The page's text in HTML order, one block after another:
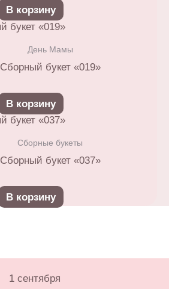
В корзину
День Мамы
Сборный букет «019»
В корзину
Сборные букеты
Сборный букет «037»
В корзину
1 сентября